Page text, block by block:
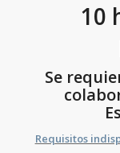
10
Se
Requisitos